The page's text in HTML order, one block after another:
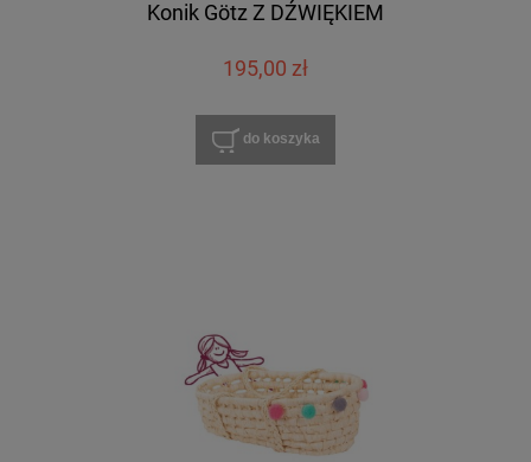
Konik Götz Z DŹWIĘKIEM
195,00 zł
do koszyka